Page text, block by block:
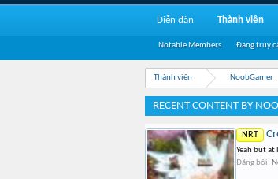
Thành viên NoobGamer
RECENT CONTENT BY
NRT
Yeah but
Đăng bởi:
Diễn đàn Thành viên
Notable Members Đang truy